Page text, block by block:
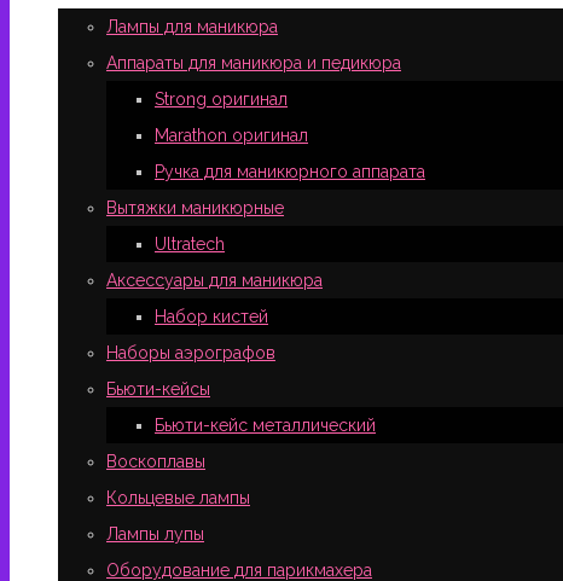
Лампы для маникюра
Аппараты для маникюра и педикюра
Strong оригинал
Marathon оригинал
Ручка для маникюрного аппарата
Вытяжки маникюрные
Ultratech
Аксессуары для маникюра
Набор кистей
Наборы аэрографов
Бьюти-кейсы
Бьюти-кейс металлический
Воскоплавы
Кольцевые лампы
Лампы лупы
Оборудование для парикмахера